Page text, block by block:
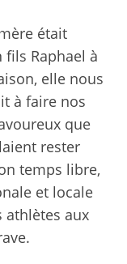
était
fils Raphael à
elle nous
à faire nos
que
rester
temps libre,
et locale
athlètes aux